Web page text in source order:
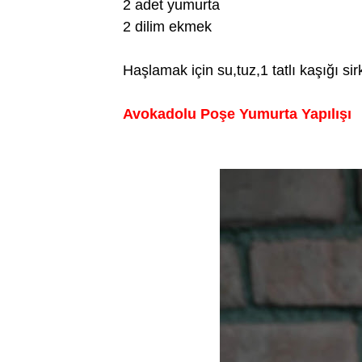
2 adet yumurta
2 dilim ekmek
Haşlamak için su,tuz,1 tatlı kaşığı
Avokadolu Poşe Yumurta Yapılışı